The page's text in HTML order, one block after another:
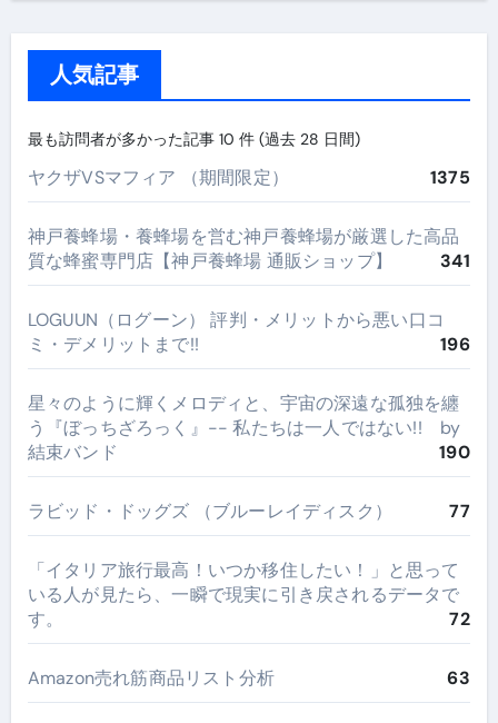
人気記事
最も訪問者が多かった記事 10 件 (過去 28 日間)
ヤクザVSマフィア （期間限定） 1375
神戸養蜂場・養蜂場を営む神戸養蜂場が厳選した高品
質な蜂蜜専門店【神戸養蜂場 通販ショップ】
341
LOGUUN（ログーン） 評判・メリットから悪い口コ
ミ・デメリットまで!!
196
星々のように輝くメロディと、宇宙の深遠な孤独を纏
う『ぼっちざろっく』-- 私たちは一人ではない!! by
結束バンド
190
ラビッド・ドッグズ （ブルーレイディスク） 77
​「イタリア旅行最高！いつか移住したい！」と思って
いる人が見たら、一瞬で現実に引き戻されるデータで
す。
72
Amazon売れ筋商品リスト分析 63